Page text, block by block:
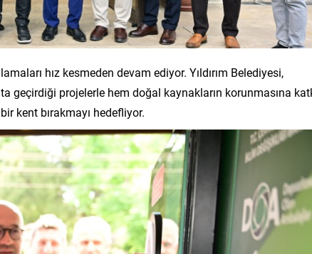
hız kesmeden devam ediyor. Yıldırım Belediyesi,
geçirdiği projelerle hem doğal kaynakların korunmasına
kent bırakmayı hedefliyor.